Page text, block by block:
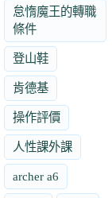
怠惰魔王的轉職
條件
登山鞋
肯德基
操作評價
人性課外課
archer a6